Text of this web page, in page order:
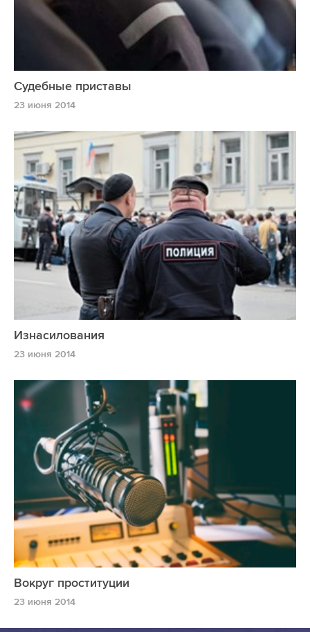
Судебные приставы
23 июня 2014
Изнасилования
23 июня 2014
Вокруг проституции
23 июня 2014